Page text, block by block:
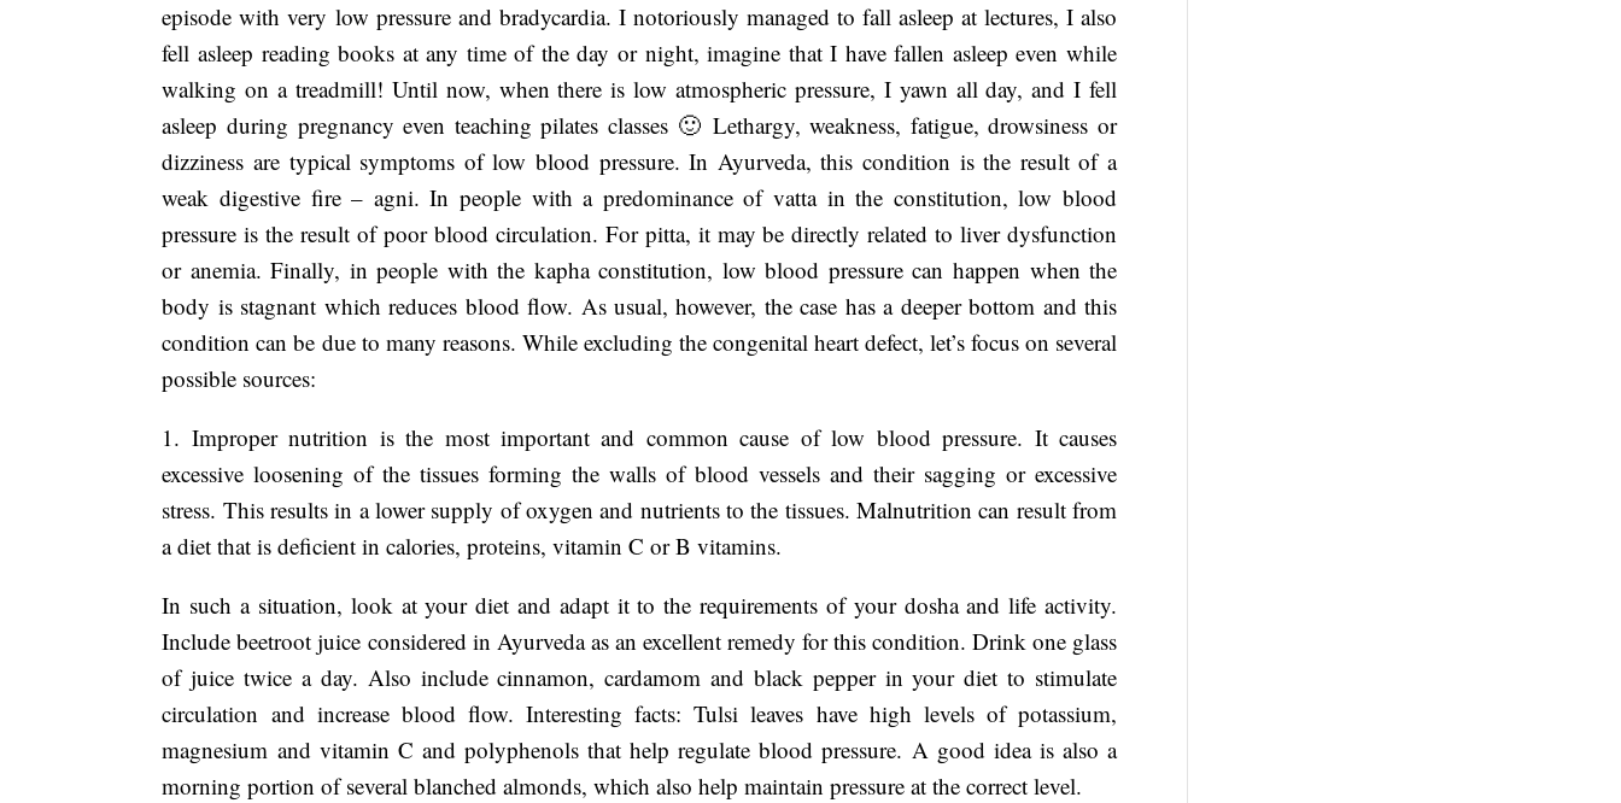
episode with very low pressure and bradycardia. I notoriously managed to fall asleep at lectures, I also
fell asleep reading books at any time of the day or night, imagine that I have fallen asleep even while
walking on a treadmill! Until now, when there is low atmospheric pressure, I yawn all day, and I fell
asleep during pregnancy even teaching pilates classes 🙂 Lethargy, weakness, fatigue, drowsiness or
dizziness are typical symptoms of low blood pressure. In Ayurveda, this condition is the result of a
weak digestive fire – agni. In people with a predominance of vatta in the constitution, low blood
pressure is the result of poor blood circulation. For pitta, it may be directly related to liver dysfunction
or anemia. Finally, in people with the kapha constitution, low blood pressure can happen when the
body is stagnant which reduces blood flow. As usual, however, the case has a deeper bottom and this
condition can be due to many reasons. While excluding the congenital heart defect, let’s focus on several
possible sources:
1. Improper nutrition is the most important and common cause of low blood pressure. It causes
excessive loosening of the tissues forming the walls of blood vessels and their sagging or excessive
stress. This results in a lower supply of oxygen and nutrients to the tissues. Malnutrition can result from
a diet that is deficient in calories, proteins, vitamin C or B vitamins.
In such a situation, look at your diet and adapt it to the requirements of your dosha and life activity.
Include beetroot juice considered in Ayurveda as an excellent remedy for this condition. Drink one glass
of juice twice a day. Also include cinnamon, cardamom and black pepper in your diet to stimulate
circulation and increase blood flow. Interesting facts: Tulsi leaves have high levels of potassium,
magnesium and vitamin C and polyphenols that help regulate blood pressure. A good idea is also a
morning portion of several blanched almonds, which also help maintain pressure at the correct level.